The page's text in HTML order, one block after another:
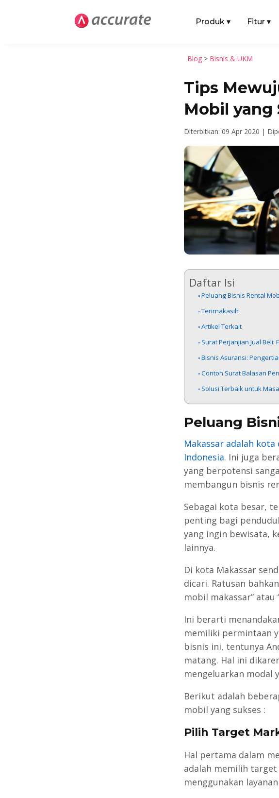
Produk ▾ Fitur ▾
Blog > Bisnis & UKM
Tips
Mobil yang
Diterbitkan: 09 Apr 2020 |
Daftar Isi
Peluang Bisnis Rental
Terimakasih
Artikel Terkait
Surat Perjanjian Jual
Bisnis Asuransi:
Contoh Surat Balasan
Solusi Terbaik untuk
Peluang
Makassar adalah
Indonesia. Ini juga
yang berpotensi
membangun bisnis
Sebagai kota besar,
penting bagi
yang ingin bewisata,
lainnya.
Di kota Makassar
dicari. Ratusan
mobil makassar”
Ini berarti
memiliki permintaan
bisnis ini, tentunya
matang. Hal ini
mengeluarkan modal
Berikut adalah
mobil yang sukses :
Pilih Target
Hal pertama dalam
adalah memilih
menggunakan